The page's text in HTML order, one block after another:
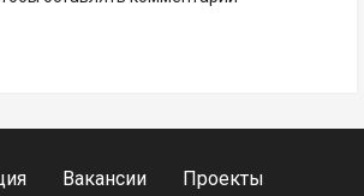
Вакансии
Проекты